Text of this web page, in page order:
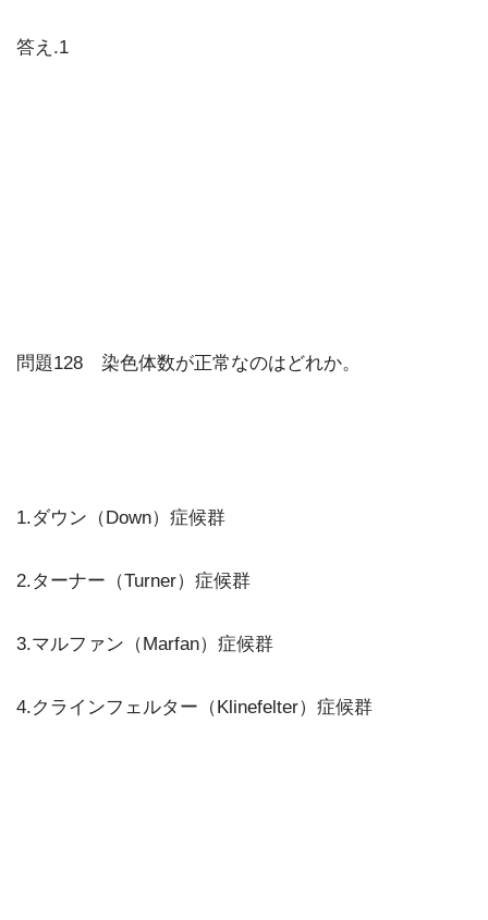
答え.1
問題128 染色体数が正常なのはどれか。
1.ダウン（Down）症候群
2.ターナー（Turner）症候群
3.マルファン（Marfan）症候群
4.クラインフェルター（Klinefelter）症候群